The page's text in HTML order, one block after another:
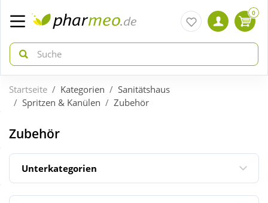
zurück
ÜBERSICHT AKTIONEN
Aktuelle Coupons
zurück
ÜBERSICHT KATEGORIEN
Arzneimittel
0
Startseite Kategorien
Sanitätshaus
Spritzen & Kanülen
Zubehör
Zubehör
Unterkategorien